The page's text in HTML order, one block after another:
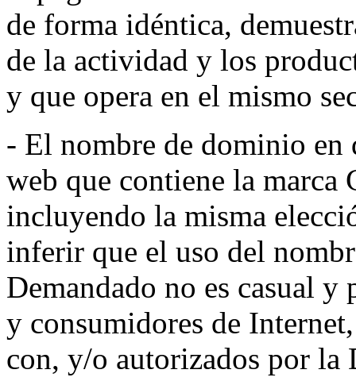
de forma idéntica,
de la actividad y los
y que opera en el mismo
- El nombre de dominio en
web que contiene la marca
incluyendo la misma
inferir que el uso del
Demandado no es casual
y consumidores de
con, y/o autorizados por la